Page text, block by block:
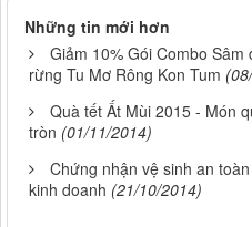
Những tin mới hơn
Giảm 10% Gói Combo
rừng Tu Mơ Rông Kon Tum
Quà tết Ất Mùi 2015 - Món
tròn (01/11/2014)
Chứng nhận vệ sinh an
kinh doanh (21/10/2014)